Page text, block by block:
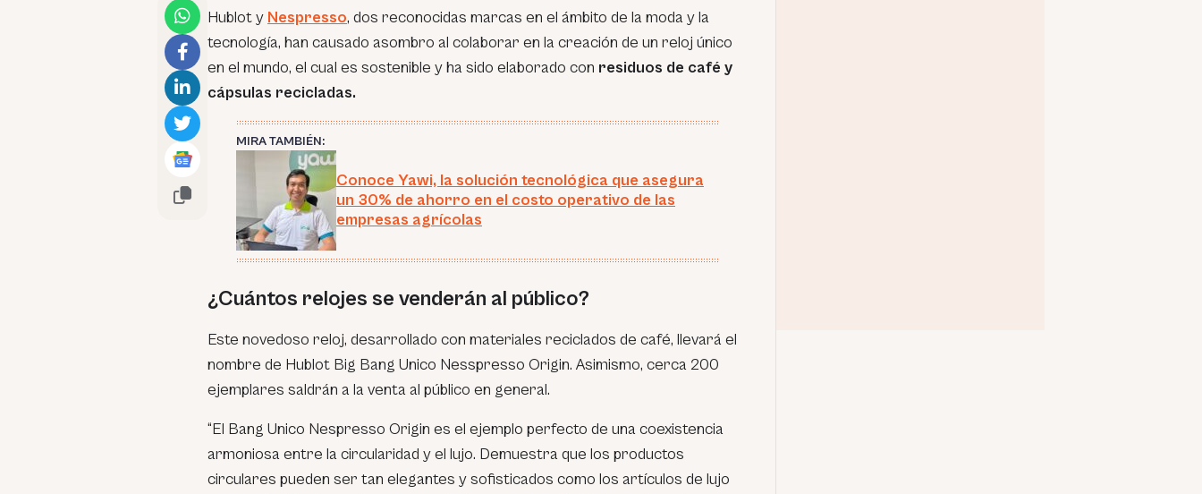
Hublot y Nespresso, dos reconocidas marcas en el ámbito de la moda y la
tecnología, han causado asombro al colaborar en la creación de un reloj único
en el mundo, el cual es sostenible y ha sido elaborado con residuos de café y
cápsulas recicladas.
MIRA TAMBIÉN:
Conoce Yawi, la solución tecnológica que asegura
un 30% de ahorro en el costo operativo de las
empresas agrícolas
¿Cuántos relojes se venderán al público?
Este novedoso reloj, desarrollado con materiales reciclados de café, llevará el
nombre de Hublot Big Bang Unico Nesspresso Origin. Asimismo, cerca 200
ejemplares saldrán a la venta al público en general.
“El Bang Unico Nespresso Origin es el ejemplo perfecto de una coexistencia
armoniosa entre la circularidad y el lujo. Demuestra que los productos
circulares pueden ser tan elegantes y sofisticados como los artículos de lujo